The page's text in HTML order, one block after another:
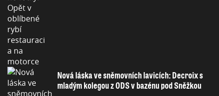
Nová láska ve sněmovních lavicích: Decroix s
mladým kolegou z ODS v bazénu pod Sněžkou